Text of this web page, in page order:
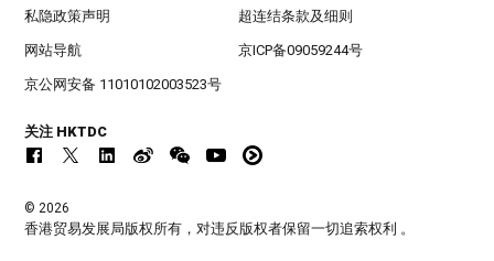
私隐政策声明 超连结条款及细则
网站导航 京ICP备09059244号
京公网安备 11010102003523号
关注 HKTDC
© 2026
香港贸易发展局版权所有，对违反版权者保留一切追索权利 。